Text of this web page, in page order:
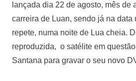
lançada dia 22 de agosto, mês de
carreira de Luan, sendo já na data
repete, numa noite de Lua cheia.
reproduzida, o satélite em
Santana para gravar o seu novo